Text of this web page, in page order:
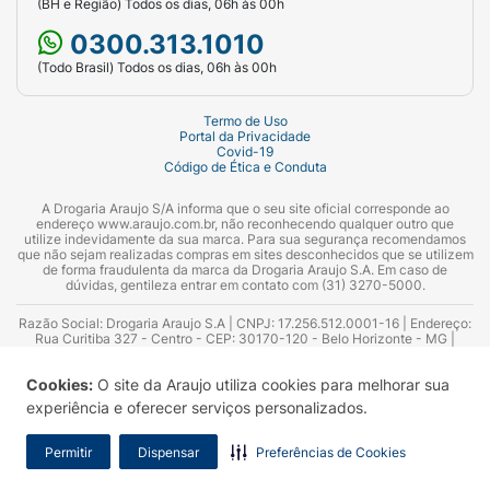
Cookies: O site da Araujo utiliza cookies para melhorar sua
experiência e oferecer serviços personalizados.
Permitir Dispensar Preferências de Cookies
Taurate/metil cocoil taurato de sódio,
Parfum/fragrância, Glycerin/glicerol,
Sodium Benzoate/benzoato de sódio, Citric Acid/
Ethylhexylglycerin/etilexilglicerina.
Precauções
Mantenha fora do alcance das crianças. Deve ser
aplicado por adulto ou sob
usar na pele irritada ou
lesionada. Em caso de irritação, suspender o uso
e procurar um médico.
(BH e Região) Todos os dias, 06h às 00h
0300.313.1010
(Todo Brasil) Todos os dias, 06h às 00h
Termo de Uso
Portal da Privacidade
Covid-19
Código de Ética e Conduta
A Drogaria Araujo S/A informa que o seu site oficial corresponde ao
endereço www.araujo.com.br, não reconhecendo qualquer outro que
utilize indevidamente da sua marca. Para sua segurança recomendamos
que não sejam realizadas compras em sites desconhecidos que se utilizem
de forma fraudulenta da marca da Drogaria Araujo S.A. Em caso de
dúvidas, gentileza entrar em contato com (31) 3270-5000.
Razão Social: Drogaria Araujo S.A | CNPJ: 17.256.512.0001-16 | Endereço:
Rua Curitiba 327 - Centro - CEP: 30170-120 - Belo Horizonte - MG |
Azevedo Guimarães – CRF 10.965 | Yasmin Silva Alvarenga – CRF 52.584 -
Consultor substituto: Thiago Aguiar Pinheiro - CRF Nº 13.748. Alvará
Sanitário: 2025020713 | Autorização de Funcionamento da Empresa (AFE):